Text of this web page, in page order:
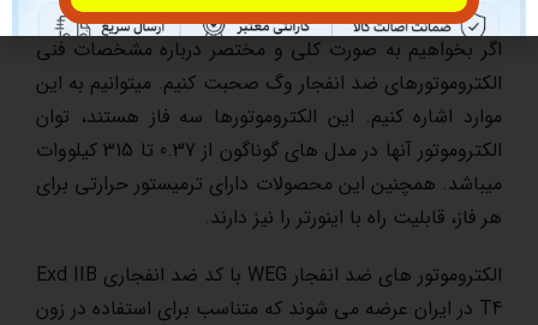
اگر بخواهیم به صورت کلی و مختصر درباره مشخصات فنی
الکتروموتورهای ضد انفجار وگ صحبت کنیم. میتوانیم به این
موارد اشاره کنیم. این الکتروموتورها سه فاز هستند، توان
الکتروموتور آنها در مدل های گوناگون از 0.37 تا 315 کیلووات
میباشد. همچنین این محصولات دارای ترمیستور حرارتی برای
هر فاز، قابلیت راه با اینورتر را نیز دارند.
الکتروموتور های ضد انفجار WEG با کد ضد انفجاری Exd IIB
T4 در ایران عرضه می شوند که متناسب برای استفاده در زون